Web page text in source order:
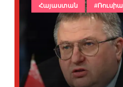
Հայաստան #Ռուսիա